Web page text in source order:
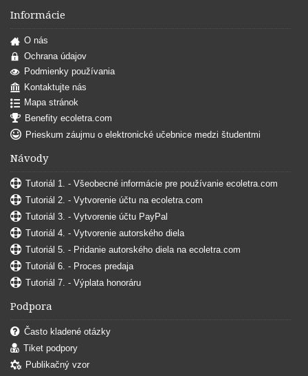
Informácie
O nás
Ochrana údajov
Podmienky používania
Kontaktujte nás
Mapa stránok
Benefity ecoletra.com
Prieskum záujmu o elektronické učebnice medzi študentmi
Návody
Tutoriál 1. - Všeobecné informácie pre používanie ecoletra.com
Tutoriál 2. - Vytvorenie účtu na ecoletra.com
Tutoriál 3. - Vytvorenie účtu PayPal
Tutoriál 4. - Vytvorenie autorského diela
Tutoriál 5. - Pridanie autorského diela na ecoletra.com
Tutoriál 6. - Proces predaja
Tutoriál 7. - Výplata honoráru
Podpora
Často kladené otázky
Tiket podpory
Publikačný vzor